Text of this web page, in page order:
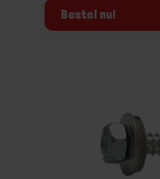
Bestel nu!